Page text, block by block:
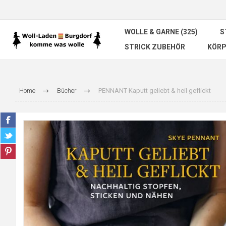
WOLLE & GARNE (325)
STRICK ZUBEHÖR
Home Bücher PENNANT Kaputt geliebt & heil geflickt